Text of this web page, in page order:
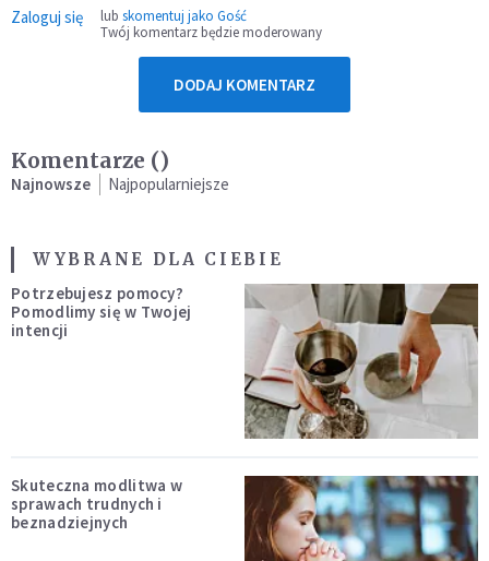
Zaloguj się lub skomentuj jako Gość
Twój komentarz będzie moderowany
DODAJ KOMENTARZ
Komentarze ()
Najnowsze Najpopularniejsze
WYBRANE DLA CIEBIE
Potrzebujesz pomocy?
Pomodlimy się w Twojej
intencji
Skuteczna modlitwa w
sprawach trudnych i
beznadziejnych